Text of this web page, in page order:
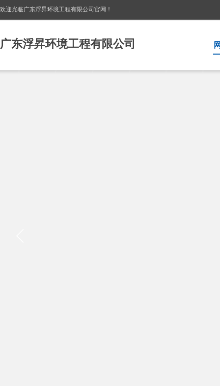
欢迎光临广东浮昇环境工程有限公司 官网！
广东浮昇环境工程有限公司